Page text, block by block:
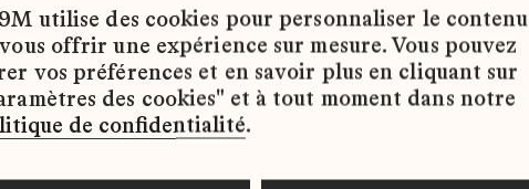
d’emploi disponibles pour le moment.
utilise des cookies pour personnaliser le contenu
offrir une expérience sur mesure. Vous pouvez
vos préférences et en savoir plus en cliquant sur
des cookies" et à tout moment dans notre
de confidentialité.